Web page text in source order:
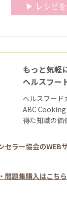
もっと気
ヘルスフー
ヘルスフード
ABC Cooking
得た知識の価
セラー協会のWEB
問題集購入はこちら